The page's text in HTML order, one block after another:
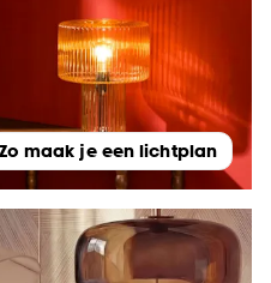
Zo maak je een lichtplan